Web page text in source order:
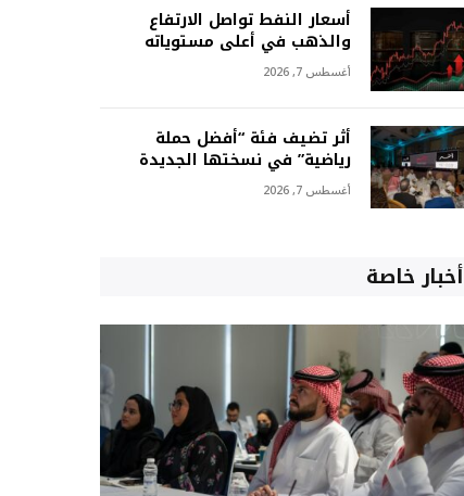
أسعار النفط تواصل الارتفاع
والذهب في أعلى مستوياته
أغسطس 7, 2026
أثر تضيف فئة “أفضل حملة
رياضية” في نسختها الجديدة
أغسطس 7, 2026
أخبار خاصة